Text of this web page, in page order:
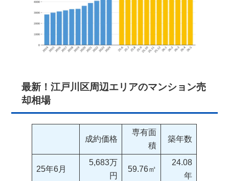
最新！江戸川区周辺エリアのマンション売
却相場
成約価格
専有面
積
築年数
25年6月
5,683万
円
59.76㎡
24.08
年